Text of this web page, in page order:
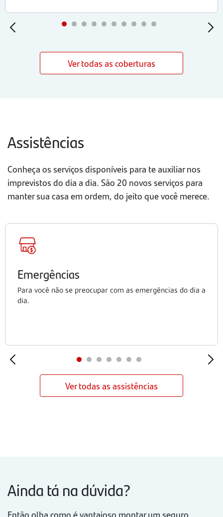
Ver todas as coberturas
Assistências
Conheça os serviços disponíveis para te auxiliar nos
imprevistos do dia a dia. São 20 novos serviços para
manter sua casa em ordem, do jeito que você merece.
Emergências
Para você não se preocupar com as emergências do dia a
dia.
Ver todas as assistências
Ainda tá na dúvida?
Então olha como é vantajoso montar um seguro